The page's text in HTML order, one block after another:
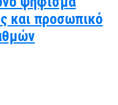
και προσωπικό